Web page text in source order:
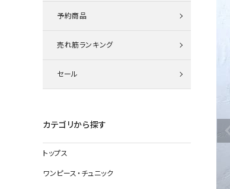
予約商品
売れ筋ランキング
セール
カテゴリから探す
トップス
ワンピース・チュニック